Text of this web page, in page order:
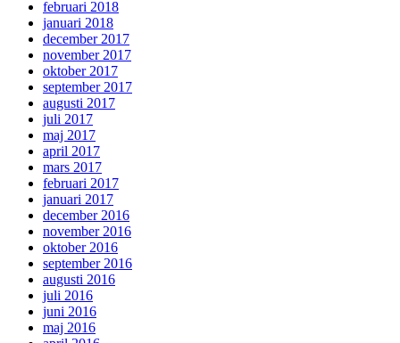
februari 2018
januari 2018
december 2017
november 2017
oktober 2017
september 2017
augusti 2017
juli 2017
maj 2017
april 2017
mars 2017
februari 2017
januari 2017
december 2016
november 2016
oktober 2016
september 2016
augusti 2016
juli 2016
juni 2016
maj 2016